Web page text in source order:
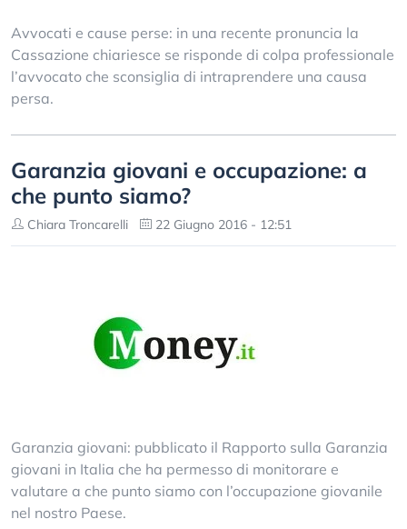
Avvocati e cause perse: in una recente pronuncia la
Cassazione chiariesce se risponde di colpa professionale
l’avvocato che sconsiglia di intraprendere una causa
persa.
Garanzia giovani e occupazione: a
che punto siamo?
Chiara Troncarelli 22 Giugno 2016 - 12:51
Garanzia giovani: pubblicato il Rapporto sulla Garanzia
giovani in Italia che ha permesso di monitorare e
valutare a che punto siamo con l’occupazione giovanile
nel nostro Paese.